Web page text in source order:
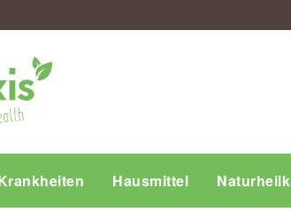
Hausmittel